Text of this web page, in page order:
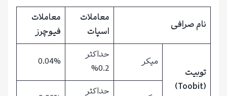
نام صرافی
معاملات
اسپات
معاملات
فیوچرز
توبیت
(Toobit)
میکر
حداکثر
0.2%
0.04%
حداکثر